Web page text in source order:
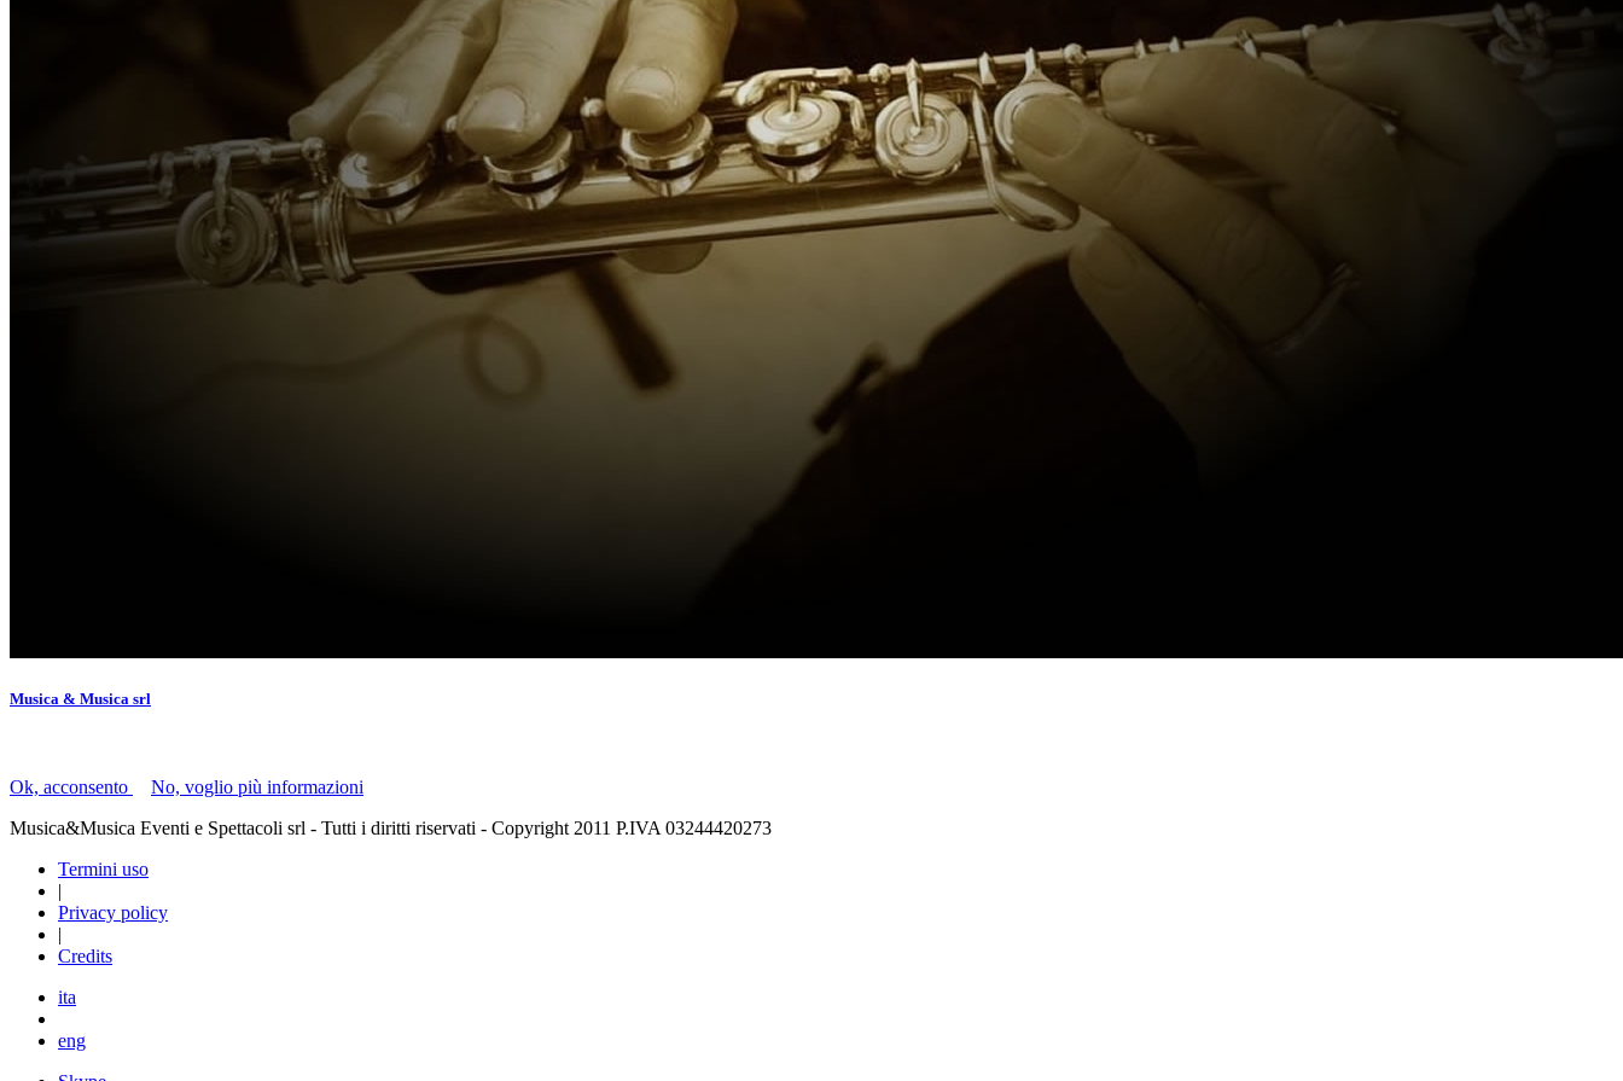
Musica & Musica srl
Ok, acconsento
No, voglio più informazioni
Musica&Musica Eventi e Spettacoli srl - Tutti i diritti riservati - Copyright 2011 P.IVA 03244420273
Termini uso
|
Privacy policy
|
Credits
ita
eng